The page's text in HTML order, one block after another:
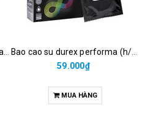
59.000₫
MUA HÀNG